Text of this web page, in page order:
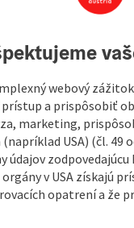
webový
a prispôsobiť
marketing,
USA) (čl. 49
údajov
v USA získajú
opatrení a že